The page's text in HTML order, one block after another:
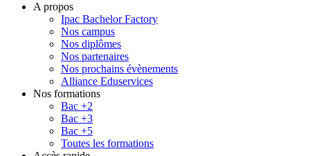
A propos
Ipac Bachelor Factory
Nos campus
Nos diplômes
Nos partenaires
Nos prochains évènements
Alliance Eduservices
Nos formations
Bac +2
Bac +3
Bac +5
Toutes les formations